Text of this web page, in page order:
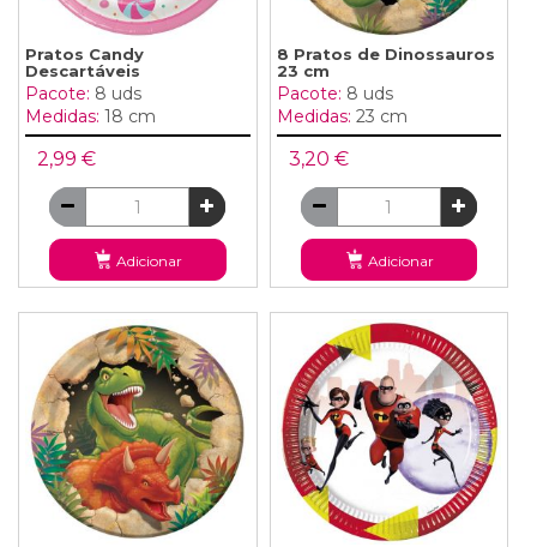
Pratos Candy
Descartáveis
Pacote: 8 uds
Medidas: 18 cm
2,99 €
Adicionar
8 Pratos de Dinossauros
23 cm
Pacote: 8 uds
Medidas: 23 cm
3,20 €
Adicionar